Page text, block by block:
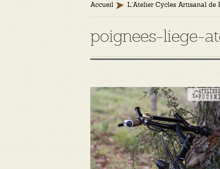
Accueil L’Atelier Cycles Artisanal de
poignees-liege-